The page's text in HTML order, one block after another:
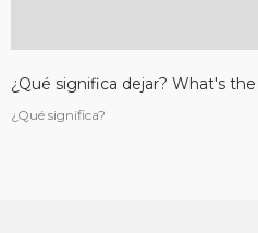
¿Qué significa dejar? What's
¿Qué significa?